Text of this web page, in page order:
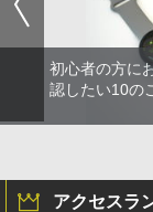
初心者の方に
認したい10の
アクセスラ